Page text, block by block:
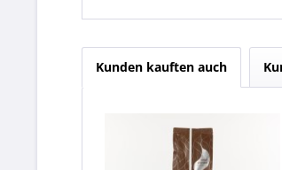
Kunden kauften auch